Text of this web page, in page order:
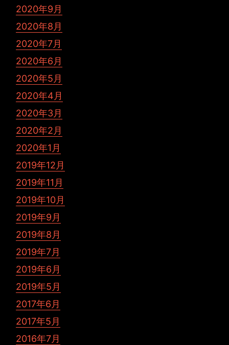
2020年9月
2020年8月
2020年7月
2020年6月
2020年5月
2020年4月
2020年3月
2020年2月
2020年1月
2019年12月
2019年11月
2019年10月
2019年9月
2019年8月
2019年7月
2019年6月
2019年5月
2017年6月
2017年5月
2016年7月